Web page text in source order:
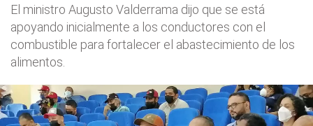
El ministro Augusto Valderrama dijo que se está
apoyando inicialmente a los conductores con el
combustible para fortalecer el abastecimiento de los
alimentos.